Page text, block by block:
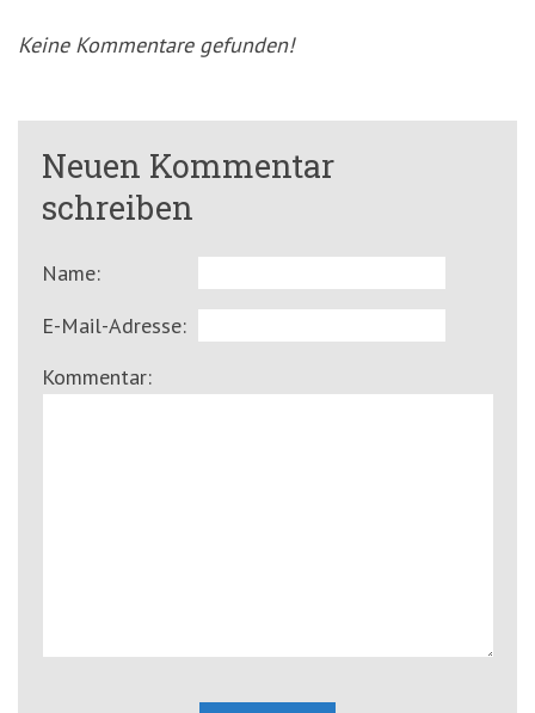
Keine Kommentare gefunden!
Neuen Kommentar
schreiben
Name:
E-Mail-Adresse:
Kommentar: